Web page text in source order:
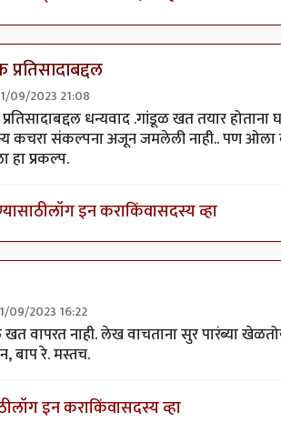
09/2023 21:08
बागवानीचा....byकर्नलतपस्वी
धन्यवाद .गांडूळ खत तयार
कचरा संकल्पना अजून जमलेली नाही.. पण ओला
प्रकल्प.
लॉग इन कराकिंवासदस्य व्हा
09/2023 16:22
वापरत नाही. लेख वाचताना सुर पारंब्या
बाप रे. मस्तच.
लॉग इन कराकिंवासदस्य व्हा